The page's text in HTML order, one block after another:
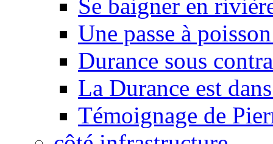
Se baigner en
Une passe à
Durance sous
La Durance est
Témoignage de